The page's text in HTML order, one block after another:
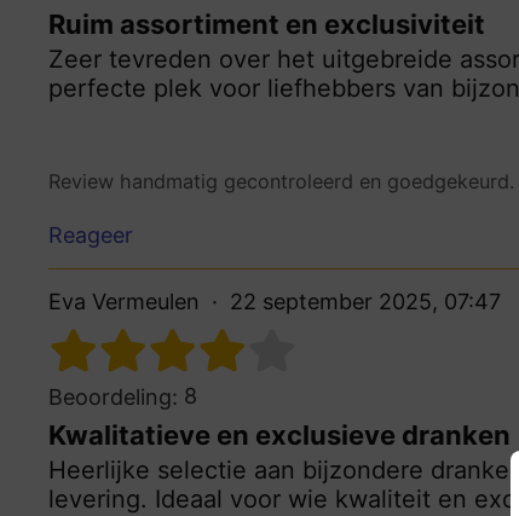
Ruim assortiment en exclusiviteit
Zeer tevreden over het uitgebreide
perfecte plek voor liefhebbers van
Review handmatig gecontroleerd en goedgekeurd.
Reageer
Eva Vermeulen 22 september 2025, 07:47
Beoordeling: 8
Kwalitatieve en exclusieve dranken
Heerlijke selectie aan bijzondere
levering. Ideaal voor wie kwaliteit en